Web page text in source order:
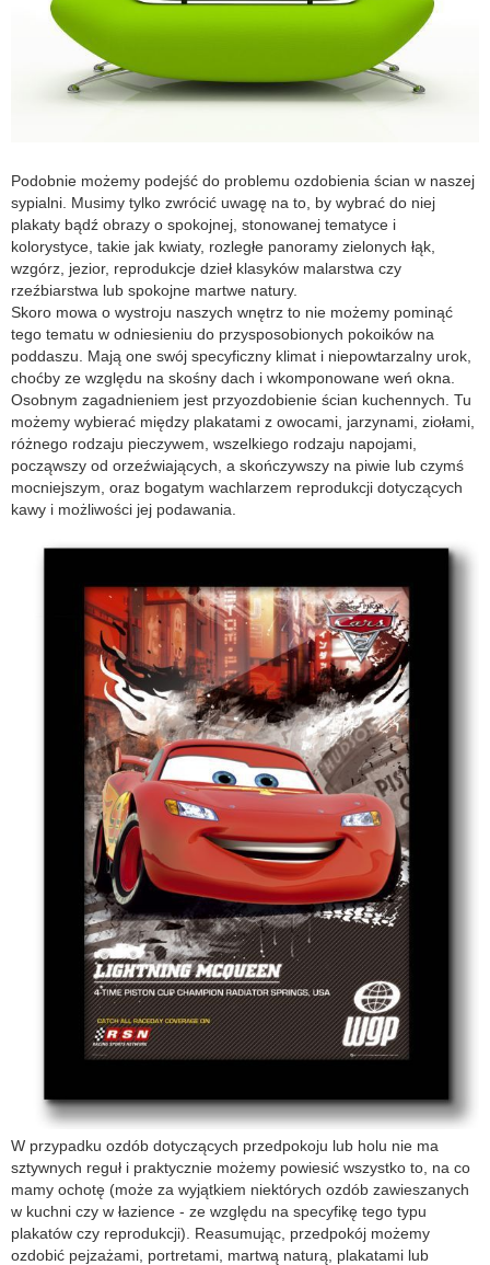
Podobnie możemy podejść do problemu ozdobienia ścian w naszej
sypialni. Musimy tylko zwrócić uwagę na to, by wybrać do niej
plakaty bądź obrazy o spokojnej, stonowanej tematyce i
kolorystyce, takie jak kwiaty, rozległe panoramy zielonych łąk,
wzgórz, jezior, reprodukcje dzieł klasyków malarstwa czy
rzeźbiarstwa lub spokojne martwe natury.
Skoro mowa o wystroju naszych wnętrz to nie możemy pominąć
tego tematu w odniesieniu do przysposobionych pokoików na
poddaszu. Mają one swój specyficzny klimat i niepowtarzalny urok,
choćby ze względu na skośny dach i wkomponowane weń okna.
Osobnym zagadnieniem jest przyozdobienie ścian kuchennych. Tu
możemy wybierać między plakatami z owocami, jarzynami, ziołami,
różnego rodzaju pieczywem, wszelkiego rodzaju napojami,
począwszy od orzeźwiających, a skończywszy na piwie lub czymś
mocniejszym, oraz bogatym wachlarzem reprodukcji dotyczących
kawy i możliwości jej podawania.
W przypadku ozdób dotyczących przedpokoju lub holu nie ma
sztywnych reguł i praktycznie możemy powiesić wszystko to, na co
mamy ochotę (może za wyjątkiem niektórych ozdób zawieszanych
w kuchni czy w łazience - ze względu na specyfikę tego typu
plakatów czy reprodukcji). Reasumując, przedpokój możemy
ozdobić pejzażami, portretami, martwą naturą, plakatami lub